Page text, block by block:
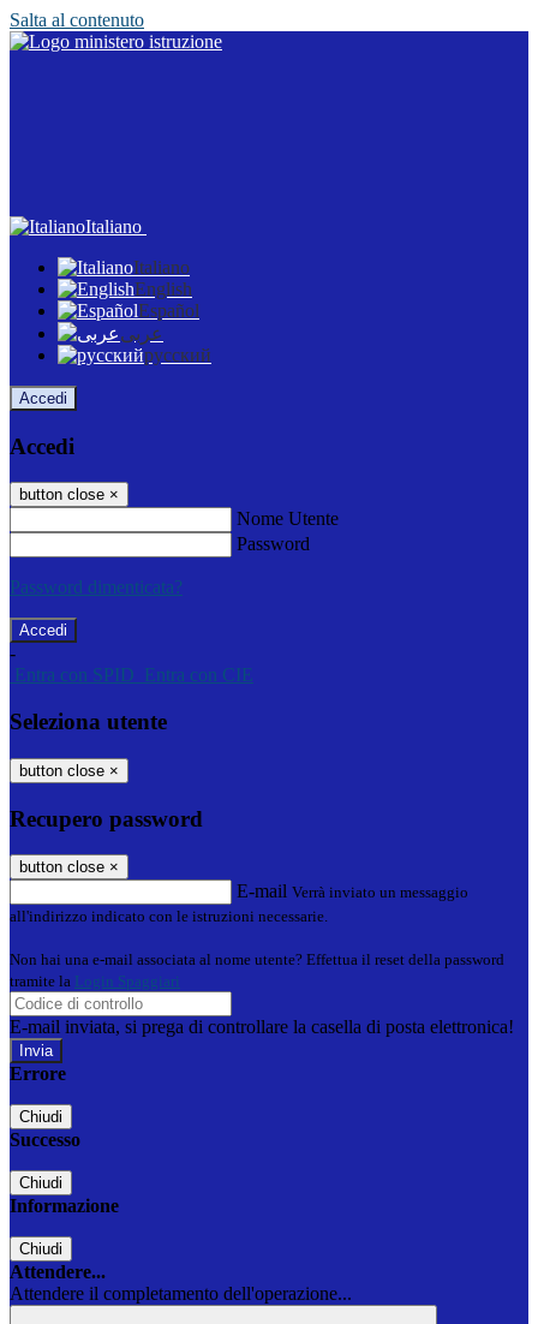
Salta al contenuto
Italiano
Italiano
English
Español
عربى
русский
Accedi
Accedi
button close ×
Nome Utente
Password
Password dimenticata?
-
Entra con SPID Entra con CIE
Seleziona utente
button close ×
Recupero password
button close ×
E-mail Verrà inviato un messaggio
all'indirizzo indicato con le istruzioni necessarie.
Non hai una e-mail associata al nome utente? Effettua il reset della password
tramite la Login Spaggiari
E-mail inviata, si prega di controllare la casella di posta elettronica!
Errore
Chiudi
Successo
Chiudi
Informazione
Chiudi
Attendere...
Attendere il completamento dell'operazione...